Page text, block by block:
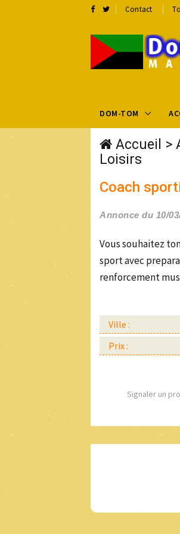
Contact
DOM-TOM
Accueil >
Loisirs
Coach
Annonce du 10/
Vous souhaitez
sport avec
renforcement
Ville :
Prix :
Signaler un